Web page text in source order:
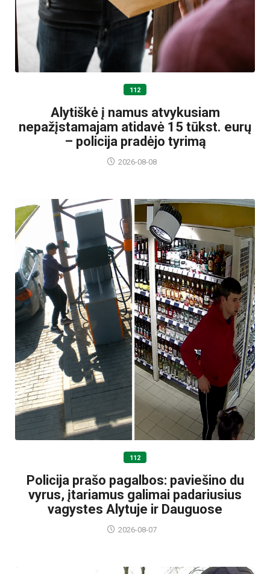
112
Alytiškė į namus atvykusiam
nepažįstamajam atidavė 15 tūkst. eurų
– policija pradėjo tyrimą
2026-08-08
112
Policija prašo pagalbos: paviešino du
vyrus, įtariamus galimai padariusius
vagystes Alytuje ir Dauguose
2026-08-07